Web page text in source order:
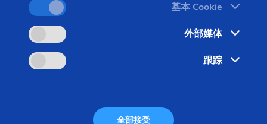
基本 Cookie
外部媒体
跟踪
全部接受